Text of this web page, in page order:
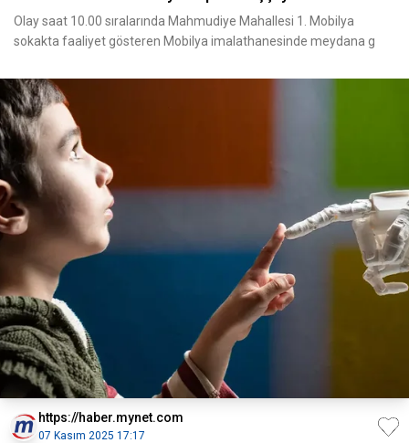
Olay saat 10.00 sıralarında Mahmudiye Mahallesi 1. Mobilya
sokakta faaliyet gösteren Mobilya imalathanesinde meydana g
https://haber.mynet.com
07 Kasım 2025 17:17